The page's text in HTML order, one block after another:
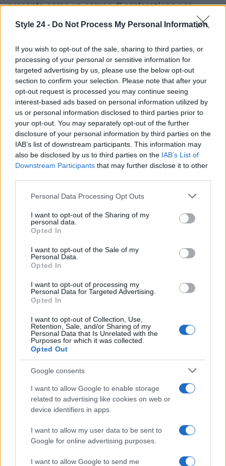
Style 24 - Do Not Process My Personal Information
If you wish to opt-out of the sale, sharing to third parties, or
processing of your personal or sensitive information for
targeted advertising by us, please use the below opt-out
section to confirm your selection. Please note that after your
opt-out request is processed you may continue seeing
interest-based ads based on personal information utilized by
us or personal information disclosed to third parties prior to
your opt-out. You may separately opt-out of the further
disclosure of your personal information by third parties on the
IAB’s list of downstream participants. This information may
also be disclosed by us to third parties on the IAB’s List of
Downstream Participants that may further disclose it to other
Please note that this website/app uses one or more Google
not limited to your visit or usage behaviour. You may click to
grant or deny consent to Google and its third-party tags to
use your data for below specified purposes in below Google
consent section.
Personal Data Processing Opt Outs
I want to opt-out of the Sharing of my
personal data.
Opted In
I want to opt-out of the Sale of my
Personal Data.
Opted In
I want to opt-out of processing my
Personal Data for Targeted Advertising.
Opted In
I want to opt-out of Collection, Use,
Retention, Sale, and/or Sharing of my
Personal Data that Is Unrelated with the
Purposes for which it was collected.
Opted Out
Google consents
I want to allow Google to enable storage
related to advertising like cookies on web or
device identifiers in apps.
I want to allow my user data to be sent to
Google for online advertising purposes.
I want to allow Google to send me
presenta come un campo di esplorazione per
esprimere il proprio stile personale, dove i gioielli
protagonisti. Sperimentare con questi elementi può
dare vita a combinazioni uniche e affascinanti,
pronte a conquistare la stagione fredda.
Staff
Continua a leggere